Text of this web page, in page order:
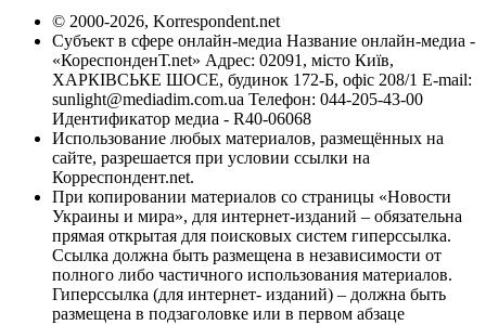
© 2000-2026, Korrespondent.net
Субъект в сфере онлайн-медиа Название онлайн-медиа -
«КореспонденТ.net» Адрес: 02091, місто Київ,
ХАРКІВСЬКЕ ШОСЕ, будинок 172-Б, офіс 208/1 E-mail:
sunlight@mediadim.com.ua Телефон: 044-205-43-00
Идентификатор медиа - R40-06068
Использование любых материалов, размещённых на
сайте, разрешается при условии ссылки на
Корреспондент.net.
При копировании материалов со страницы «Новости
Украины и мира», для интернет-изданий – обязательна
прямая открытая для поисковых систем гиперссылка.
Ссылка должна быть размещена в независимости от
полного либо частичного использования материалов.
Гиперссылка (для интернет- изданий) – должна быть
размещена в подзаголовке или в первом абзаце